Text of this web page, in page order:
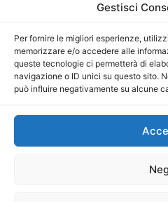
Gestisci
Per fornire le migliori esperienze,
memorizzare e/o accedere alle
queste tecnologie ci permetterà di
navigazione o ID unici su questo sito.
può influire negativamente su alcune